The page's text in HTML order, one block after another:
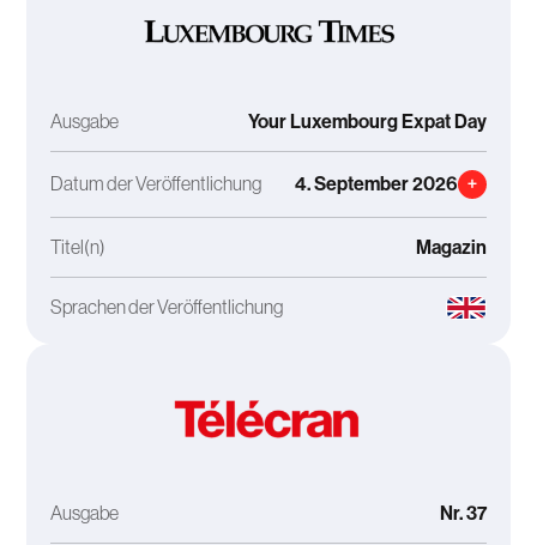
Ausgabe Your Luxembourg Expat Day
Datum der Veröffentlichung 4. September 2026 +
Titel(n) Magazin
Sprachen der Veröffentlichung
Ausgabe Nr. 37